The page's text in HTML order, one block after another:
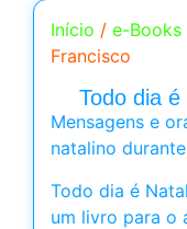
Início / e-Books
Francisco
Todo dia
Mensagens e
natalino
Todo dia é
um livro para o